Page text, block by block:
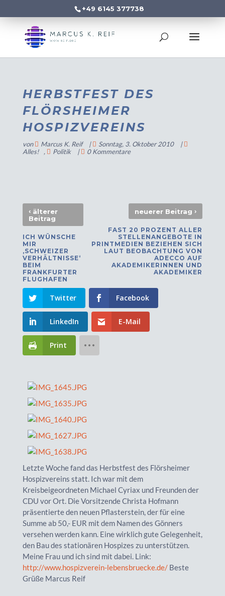
+49 6145 377738
HERBSTFEST DES
FLÖRSHEIMER
HOSPIZVEREINS
von Marcus K. Reif | Sonntag, 3. Oktober 2010
|
Alles!
, Politik | 0 Kommentare
‹älterer
Beitrag
ICH WÜNSCHE
MIR
‚SCHWEIZER
VERHÄLTNISSE‘
BEIM
FRANKFURTER
FLUGHAFEN
neuerer Beitrag›
FAST 20 PROZENT ALLER
STELLENANGEBOTE IN
PRINTMEDIEN BEZIEHEN SICH
LAUT BEOBACHTUNG VON
ADECCO AUF
AKADEMIKERINNEN UND
AKADEMIKER
Twitter Facebook
LinkedIn E-Mail
Print
Letzte Woche fand das Herbstfest des Flörsheimer
Hospizvereins statt. Ich war mit dem
Kreisbeigeordneten Michael Cyriax und Freunden der
CDU vor Ort. Die Vorsitzende Christa Hofmann
präsentierte den neuen Pflasterstein, der für eine
Summe ab 50,- EUR mit dem Namen des Gönners
versehen werden kann. Eine wirklich gute Gelegenheit,
den Bau des stationären Hospizes zu unterstützen.
Meine Frau und ich sind mit dabei. Link:
http://www.hospizverein-lebensbruecke.de/ Beste
Grüße Marcus Reif